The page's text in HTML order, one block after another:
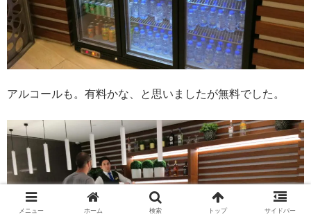
アルコールも。有料かな、と思いましたが無料でした。
メニュー ホーム 検索 トップ サイドバー